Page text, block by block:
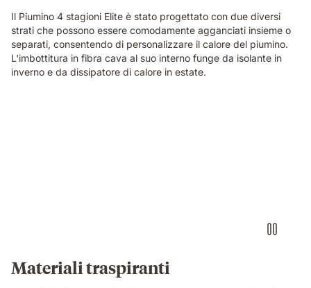
Il Piumino 4 stagioni Elite è stato progettato con due diversi
strati che possono essere comodamente agganciati insieme o
separati, consentendo di personalizzare il calore del piumino.
L'imbottitura in fibra cava al suo interno funge da isolante in
inverno e da dissipatore di calore in estate.
Materiali traspiranti